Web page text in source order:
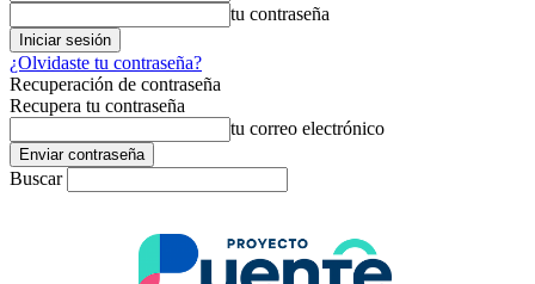
tu contraseña
¿Olvidaste tu contraseña?
Recuperación de contraseña
Recupera tu contraseña
tu correo electrónico
Buscar